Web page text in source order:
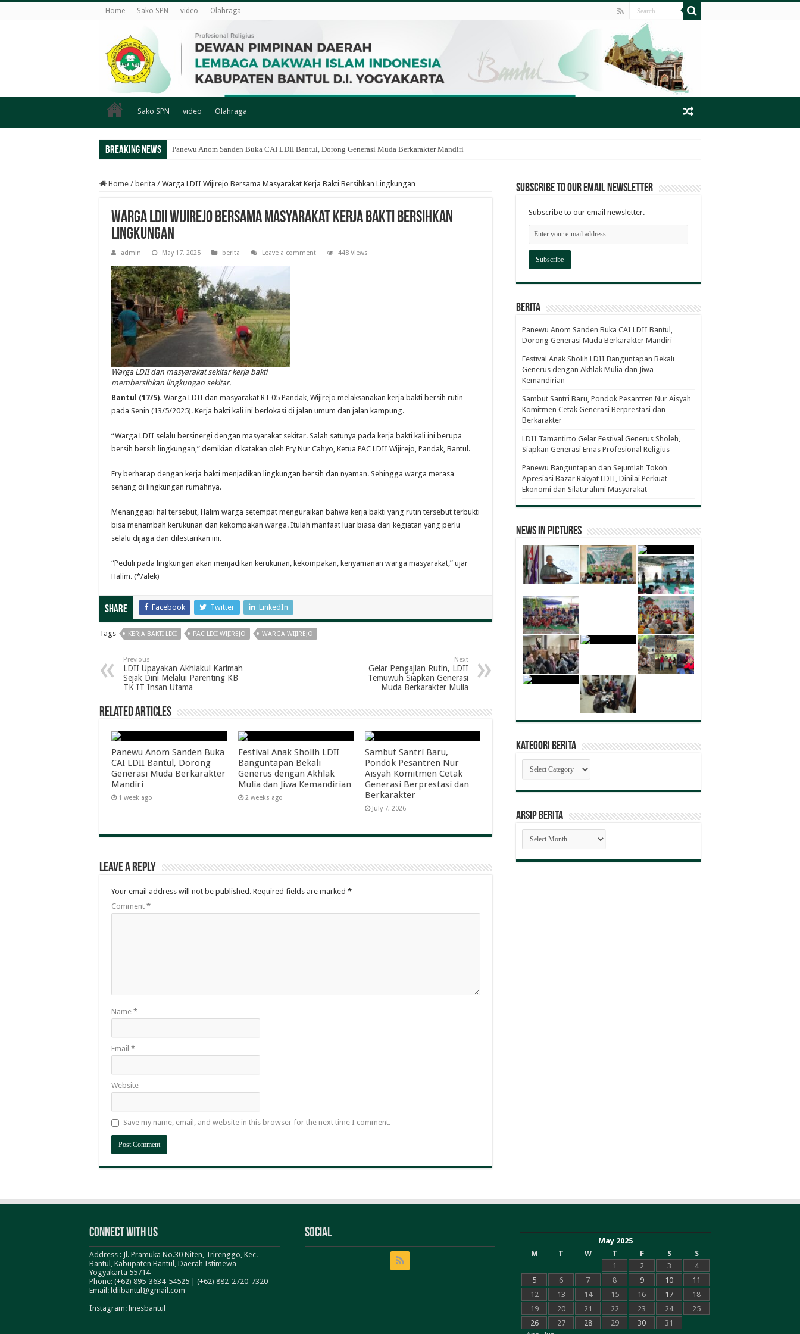
Home Sako SPN video Olahraga
Sako SPN video Olahraga
Breaking News Panewu Anom Sanden Buka CAI LDII Bantul, Dorong Generasi Muda Berkarakter Mandiri
Home / berita / Warga LDII Wijirejo Bersama Masyarakat Kerja Bakti Bersihkan Lingkungan
Warga LDII Wijirejo Bersama Masyarakat Kerja Bakti Bersihkan
Lingkungan
admin May 17, 2025 berita Leave a comment 448 Views
Warga LDII dan masyarakat sekitar kerja bakti
membersihkan lingkungan sekitar.
Bantul (17/5). Warga LDII dan masyarakat RT 05 Pandak, Wijirejo melaksanakan kerja bakti bersih rutin
pada Senin (13/5/2025). Kerja bakti kali ini berlokasi di jalan umum dan jalan kampung.
“Warga LDII selalu bersinergi dengan masyarakat sekitar. Salah satunya pada kerja bakti kali ini berupa
bersih bersih lingkungan,” demikian dikatakan oleh Ery Nur Cahyo, Ketua PAC LDII Wijirejo, Pandak, Bantul.
Ery berharap dengan kerja bakti menjadikan lingkungan bersih dan nyaman. Sehingga warga merasa
senang di lingkungan rumahnya.
Menanggapi hal tersebut, Halim warga setempat menguraikan bahwa kerja bakti yang rutin tersebut terbukti
bisa menambah kerukunan dan kekompakan warga. Itulah manfaat luar biasa dari kegiatan yang perlu
selalu dijaga dan dilestarikan ini.
“Peduli pada lingkungan akan menjadikan kerukunan, kekompakan, kenyamanan warga masyarakat,” ujar
Halim. (*/alek)
Share Facebook Twitter LinkedIn
Tags KERJA BAKTI LDII PAC LDII WIJIREJO WARGA WIJIREJO
Previous
LDII Upayakan Akhlakul Karimah
Sejak Dini Melalui Parenting KB
TK IT Insan Utama
Next
Gelar Pengajian Rutin, LDII
Temuwuh Siapkan Generasi
Muda Berkarakter Mulia
Related Articles
Panewu Anom Sanden Buka
CAI LDII Bantul, Dorong
Generasi Muda Berkarakter
Mandiri
1 week ago
Festival Anak Sholih LDII
Banguntapan Bekali
Generus dengan Akhlak
Mulia dan Jiwa Kemandirian
2 weeks ago
Sambut Santri Baru,
Pondok Pesantren Nur
Aisyah Komitmen Cetak
Generasi Berprestasi dan
Berkarakter
July 7, 2026
Leave a Reply
Your email address will not be published. Required fields are marked *
Comment *
Name *
Email *
Website
Save my name, email, and website in this browser for the next time I comment.
Subscribe to our email newsletter
Subscribe to our email newsletter.
Berita
Panewu Anom Sanden Buka CAI LDII Bantul,
Dorong Generasi Muda Berkarakter Mandiri
Festival Anak Sholih LDII Banguntapan Bekali
Generus dengan Akhlak Mulia dan Jiwa
Kemandirian
Sambut Santri Baru, Pondok Pesantren Nur Aisyah
Komitmen Cetak Generasi Berprestasi dan
Berkarakter
LDII Tamantirto Gelar Festival Generus Sholeh,
Siapkan Generasi Emas Profesional Religius
Panewu Banguntapan dan Sejumlah Tokoh
Apresiasi Bazar Rakyat LDII, Dinilai Perkuat
Ekonomi dan Silaturahmi Masyarakat
News in Pictures
Kategori Berita
Kategori
Berita
ARSIP BERITA
ARSIP
BERITA
Connect With Us
Address : Jl. Pramuka No.30 Niten, Trirenggo, Kec.
Bantul, Kabupaten Bantul, Daerah Istimewa
Yogyakarta 55714
Phone: (+62) 895-3634-54525 | (+62) 882-2720-7320
Email: ldiibantul@gmail.com
Instagram: linesbantul
Social
May 2025
M
T W T F S
S
1
2 3
4
5
6 7 8 9 10
11
12
13 14 15 16 17
18
19
20 21 22 23 24
25
26
27 28 29 30
31